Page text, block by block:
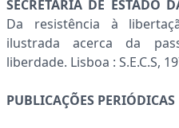
SECRETARIA DE ESTADO
Da resistência à
ilustrada acerca da
liberdade. Lisboa : S.E.C.S,
PUBLICAÇÕES PERIÓDICAS